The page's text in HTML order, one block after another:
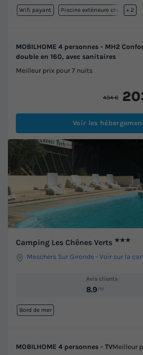
Wifi payant Piscine extérieure chauffée
+ 2
MOBILHOME 4 personnes - MH2
double en 160, avec sanitaires
Meilleur prix pour 7 nuits
434 €
Voir les
Camping Les Chênes Verts ★★★
Meschers Sur Gironde -Voir sur la
Avis clients
8.9/10
Bord de mer
MOBILHOME 4 personnes - TVMeilleur